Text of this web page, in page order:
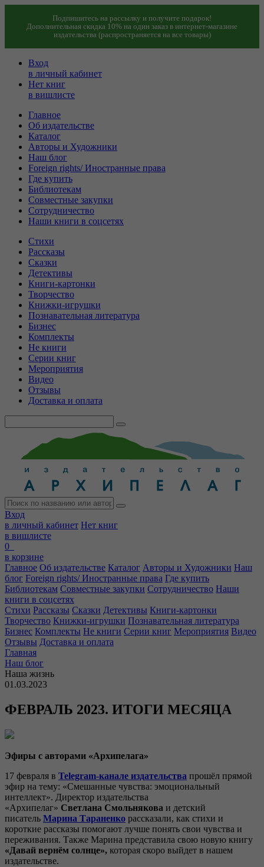
Подпишитесь на рассылку и получите подарок!
Дополнительная скидка 10% на один заказ в интернет-магазине
издательства (распространяется на все товары)
Вход
в личный кабинет
Нет книг
в вишлисте
Главное
Об издательстве
Каталог
Авторы и Художники
Наш блог
Foreign rights/ Иностранные права
Где купить
Библиотекам
Совместные закупки
Сотрудничество
Наши книги в соцсетях
Стихи
Рассказы
Сказки
Детективы
Книги-картонки
Творчество
Книжки-игрушки
Познавательная литература
Бизнес
Комплекты
Не книги
Серии книг
Мероприятия
Видео
Отзывы
Доставка и оплата
Вход
в личный кабинет Нет книг
в вишлисте
0
в корзине
Главное Об издательстве Каталог Авторы и Художники Наш
блог Foreign rights/ Иностранные права Где купить
Библиотекам Совместные закупки Сотрудничество Наши
книги в соцсетях
Стихи Рассказы Сказки Детективы Книги-картонки
Творчество Книжки-игрушки Познавательная литература
Бизнес Комплекты Не книги Серии книг Мероприятия Видео
Отзывы Доставка и оплата
Главная
Наш блог
Наша жизнь
01.03.2023
ФЕВРАЛЬ 2023. ИТОГИ МЕСЯЦА
Эфиры с авторами «Архипелага»
17 февраля в Telegram-канале издательства прошёл прямой
эфир на тему: «Смешанные чувства: эмоциональный
интеллект». Директор издательства
«Архипелаг» Светлана Смольнякова и детский
писатель Марина Тараненко рассказали, как стихи и
короткие рассказы помогают лучше понять свои чувства и
переживания. Также Марина представила свою новую книгу
«Давай вернём солнце», которая скоро выйдет в нашем
издательстве.